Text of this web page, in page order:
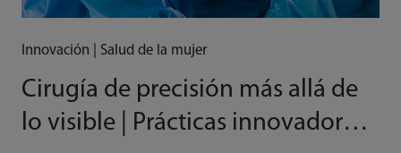
Innovación | Salud de la mujer
Cirugía de precisión más allá de
lo visible | Prácticas innovadoras